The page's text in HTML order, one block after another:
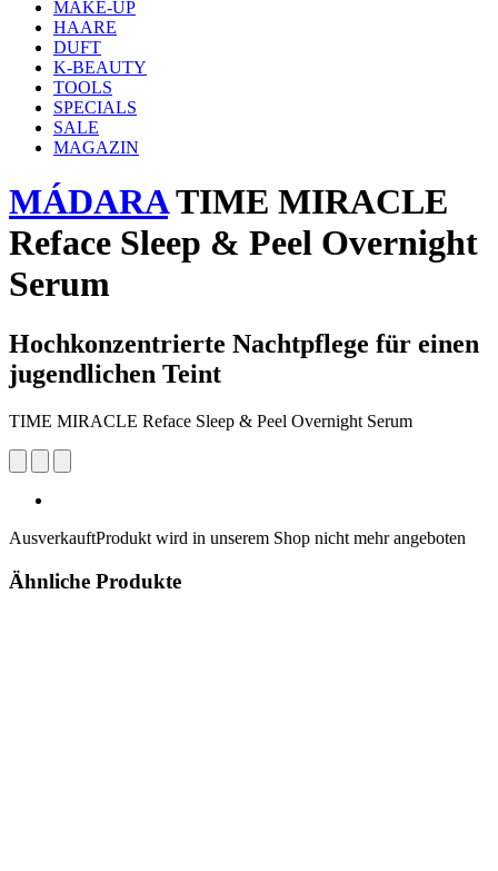
MAKE-UP
HAARE
DUFT
K-BEAUTY
TOOLS
SPECIALS
SALE
MAGAZIN
MÁDARATIME MIRACLE
Reface Sleep & Peel Overnight
Serum
Hochkonzentrierte Nachtpflege für einen
jugendlichen Teint
TIME MIRACLE Reface Sleep & Peel Overnight Serum
AusverkauftProdukt wird in unserem Shop nicht mehr angeboten
Ähnliche Produkte